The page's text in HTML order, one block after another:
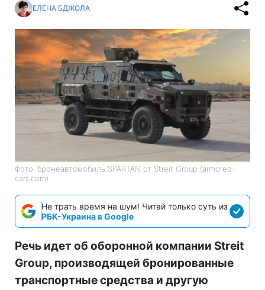
ЕЛЕНА БДЖОЛА
Фото: бронеавтомобиль SPARTAN от Streit Group (armored-
cars.com)
Не трать время на шум! Читай только суть из
РБК-Украина в Google
Речь идет об оборонной компании Streit
Group, производящей бронированные
транспортные средства и другую